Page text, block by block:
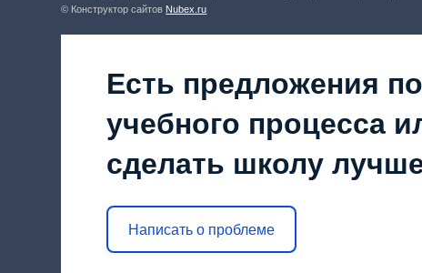
© Конструктор сайтов Nubex.ru
Есть предложения
учебного процесса
сделать школу
Написать о проблеме